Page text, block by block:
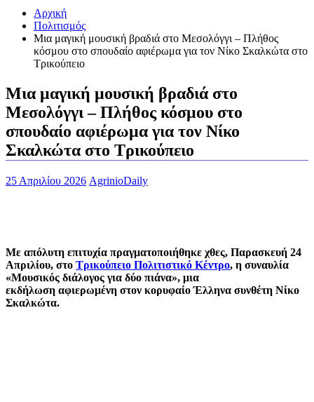
Αρχική
Πολιτισμός
Μια μαγική μουσική βραδιά στο Μεσολόγγι – Πλήθος
κόσμου στο σπουδαίο αφιέρωμα για τον Νίκο Σκαλκώτα στο
Τρικούπειο
Μια μαγική μουσική βραδιά στο
Μεσολόγγι – Πλήθος κόσμου στο
σπουδαίο αφιέρωμα για τον Νίκο
Σκαλκώτα στο Τρικούπειο
25 Απριλίου 2026 AgrinioDaily
Με απόλυτη επιτυχία πραγματοποιήθηκε χθες, Παρασκευή 24
Απριλίου, στο Τρικούπειο Πολιτιστικό Κέντρο, η συναυλία
«Μουσικός διάλογος για δύο πιάνα», μια
εκδήλωση αφιερωμένη στον κορυφαίο Έλληνα συνθέτη Νίκο
Σκαλκώτα.